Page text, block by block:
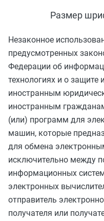
Размер
Незаконное
предусмотренных
Федерации об
технологиях и о
иностранным
иностранным
(или) программ для
машин, которые
для обмена
исключительно между
информационных
электронных
отправитель
получателя или